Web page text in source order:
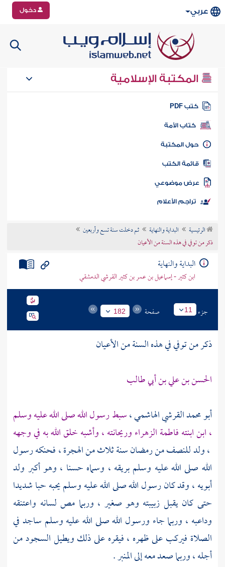
عربي دخول
المكتبة الإسلامية
كتب PDF
كتاب الأمة
المكتبة
الكتب
موضوعي
تراجم الأعلام
الرئيسية البداية والنهاية
ثم دخلت سنة تسع وأربعين
ذكر من توفي في هذه السنة من الأعيان
البداية والنهاية
ابن كثير - إسماعيل بن عمر بن كثير القرشي الدمشقي
جزء 11 صفحة 182
ذكر من توفي في هذه السنة من الأعيان
الحسن بن علي بن أبي طالب
أبو محمد القرشي الهاشمي،سبط رسول الله صلى الله عليه وسلم
، ابن ابنتهفاطمة الزهراءوريحانته ، وأشبه خلق الله به في وجهه
، ولد للنصف من رمضان سنة ثلاث من الهجرة ، فحنكه رسول
الله صلى الله عليه وسلم بريقه ، وسماه حسنا ، وهو أكبر ولد
أبويه ، وقد كان رسول الله صلى الله عليه وسلم يحبه حبا شديدا
حتى كان يقبل زبيبته وهو صغير ، وربما مص لسانه واعتنقه
وداعبه ، وربما جاء ورسول الله صلى الله عليه وسلم ساجد في
الصلاة فيركب على ظهره ، فيقره على ذلك ويطيل السجود من
أجله ، وربما صعد معه إلى المنبر .